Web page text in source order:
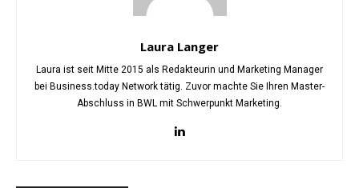
Laura Langer
Laura ist seit Mitte 2015 als Redakteurin und Marketing Manager
bei Business.today Network tätig. Zuvor machte Sie Ihren Master-
Abschluss in BWL mit Schwerpunkt Marketing.